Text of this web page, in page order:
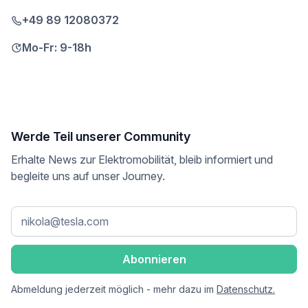
+49 89 12080372
Mo-Fr: 9-18h
Werde Teil unserer Community
Erhalte News zur Elektromobilität, bleib informiert und
begleite uns auf unser Journey.
Abmeldung jederzeit möglich - mehr dazu im Datenschutz.